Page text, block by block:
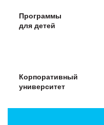
Программы
для детей
Корпоративный
университет